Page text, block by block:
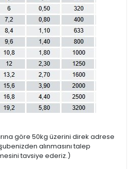
göre 50kg üzerini direk adrese
alınmasını talep
tavsiye ederiz.)